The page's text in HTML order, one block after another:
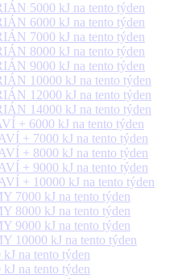
5000 kJ na tento týden
6000 kJ na tento týden
7000 kJ na tento týden
8000 kJ na tento týden
9000 kJ na tento týden
10000 kJ na tento týden
12000 kJ na tento týden
14000 kJ na tento týden
+ 6000 kJ na tento týden
+ 7000 kJ na tento týden
+ 8000 kJ na tento týden
+ 9000 kJ na tento týden
+ 10000 kJ na tento týden
7000 kJ na tento týden
8000 kJ na tento týden
9000 kJ na tento týden
10000 kJ na tento týden
na tento týden
na tento týden